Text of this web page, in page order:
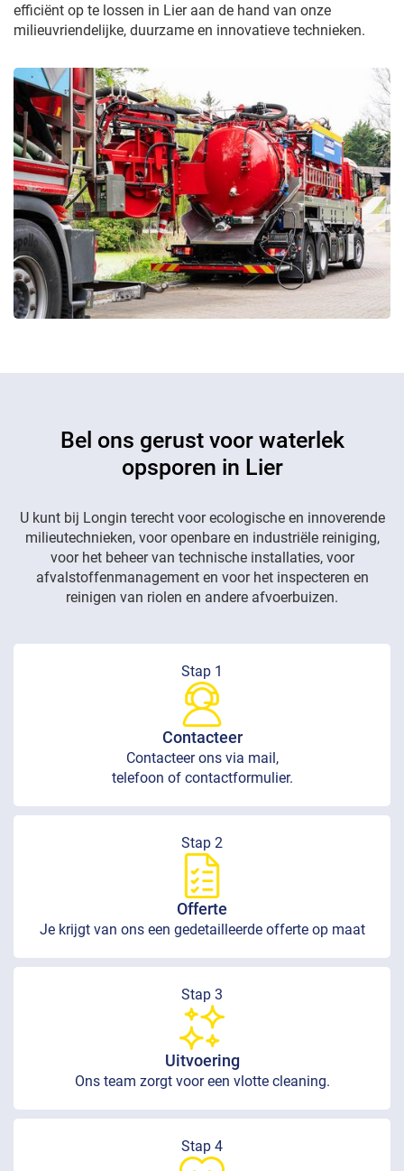
efficiënt op te lossen in Lier aan de hand van onze
milieuvriendelijke, duurzame en innovatieve technieken.
Bel ons gerust voor waterlek
opsporen in Lier
U kunt bij Longin terecht voor ecologische en innoverende
milieutechnieken, voor openbare en industriële reiniging,
voor het beheer van technische installaties, voor
afvalstoffenmanagement en voor het inspecteren en
reinigen van riolen en andere afvoerbuizen.
Stap 1
Contacteer
Contacteer ons via mail,
telefoon of contactformulier.
Stap 2
Offerte
Je krijgt van ons een gedetailleerde offerte op maat
Stap 3
Uitvoering
Ons team zorgt voor een vlotte cleaning.
Stap 4